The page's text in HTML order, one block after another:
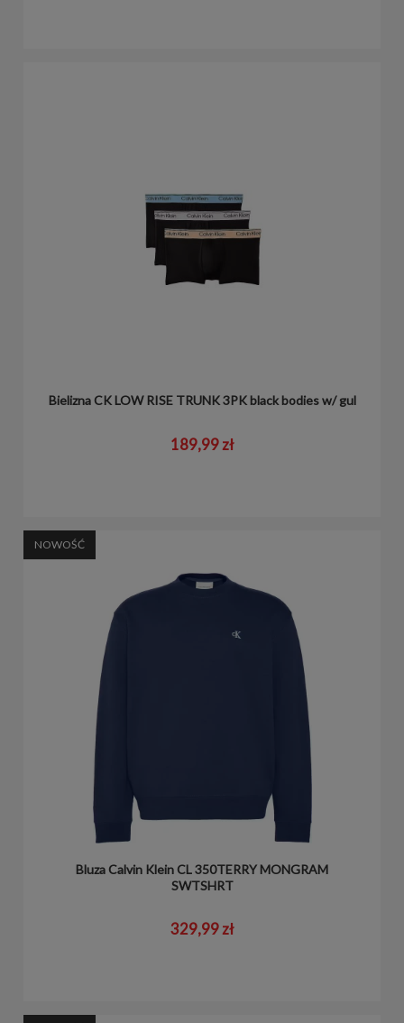
Bielizna CK LOW RISE TRUNK 3PK black bodies w/ gul
189,99 zł
Bluza Calvin Klein CL 350TERRY MONGRAM
SWTSHRT
329,99 zł
NOWOŚĆ